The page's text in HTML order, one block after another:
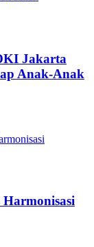
Jakarta
Anak-Anak